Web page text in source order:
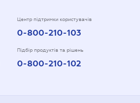
Центр підтримки користувачів
0-800-210-103
Підбір продуктів та рішень
0-800-210-102